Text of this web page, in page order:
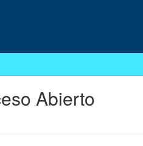
Abierto